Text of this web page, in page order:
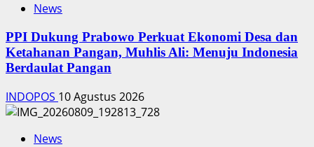
News
PPI Dukung Prabowo Perkuat Ekonomi Desa dan
Ketahanan Pangan, Muhlis Ali: Menuju Indonesia
Berdaulat Pangan
INDOPOS 10 Agustus 2026
News